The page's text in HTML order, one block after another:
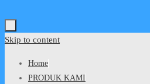
Skip to content
Home
PRODUK KAMI